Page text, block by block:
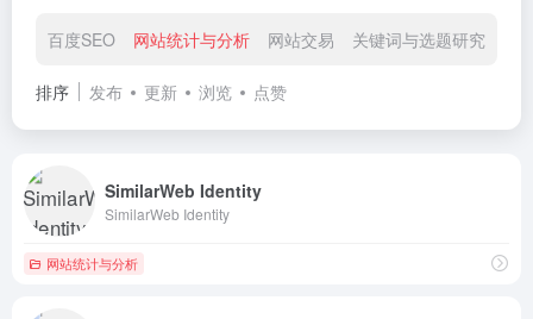
百度SEO 网站统计与分析 网站交易 关键词与选题研究
排序 发布 更新 浏览 点赞
SimilarWeb Identity
SimilarWeb Identity
网站统计与分析